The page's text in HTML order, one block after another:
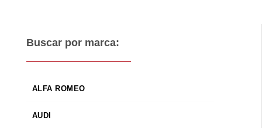
Buscar por marca:
ALFA ROMEO
AUDI